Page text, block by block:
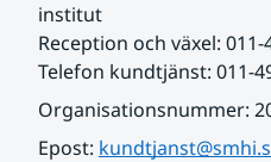
institut
Reception och växel: 011-
Telefon kundtjänst: 011-
Organisationsnummer:
Epost: